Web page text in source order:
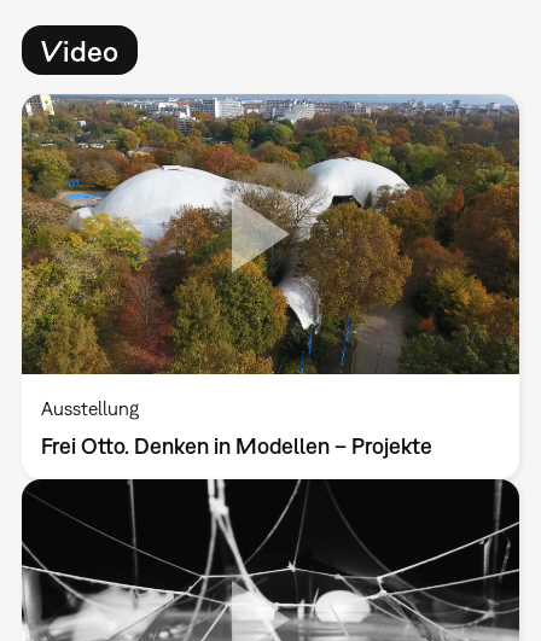
Video
Ausstellung
Frei Otto. Denken in Modellen – Projekte